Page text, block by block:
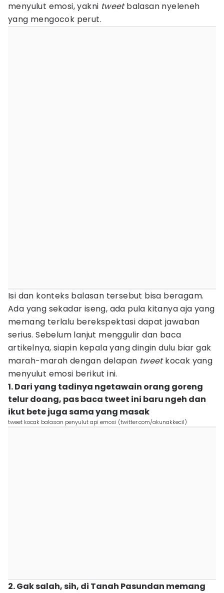
menyulut emosi, yakni tweetbalasan nyeleneh
yang mengocok perut.
Isi dan konteks balasan tersebut bisa beragam.
Ada yang sekadar iseng, ada pula kitanya aja yang
memang terlalu berekspektasi dapat jawaban
serius. Sebelum lanjut menggulir dan baca
artikelnya, siapin kepala yang dingin dulu biar gak
marah-marah dengan delapan tweetkocak yang
menyulut emosi berikut ini.
1. Dari yang tadinya ngetawain orang goreng
telur doang, pas baca tweet ini baru ngeh dan
ikut bete juga sama yang masak
tweet kocak balasan penyulut api emosi (twitter.com/akunakkecil)
2. Gak salah, sih, di Tanah Pasundan memang